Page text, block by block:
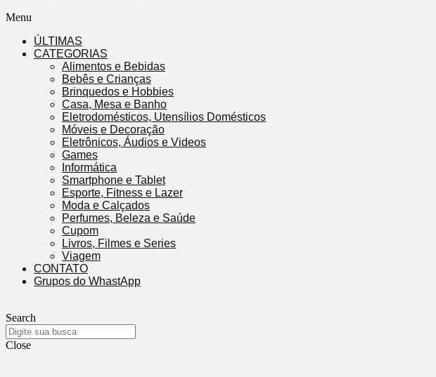
Menu
ÚLTIMAS
CATEGORIAS
Alimentos e Bebidas
Bebês e Crianças
Brinquedos e Hobbies
Casa, Mesa e Banho
Eletrodomésticos, Utensílios Domésticos
Móveis e Decoração
Eletrônicos, Áudios e Videos
Games
Informática
Smartphone e Tablet
Esporte, Fitness e Lazer
Moda e Calçados
Perfumes, Beleza e Saúde
Cupom
Livros, Filmes e Series
Viagem
CONTATO
Grupos do WhastApp
Search
Close